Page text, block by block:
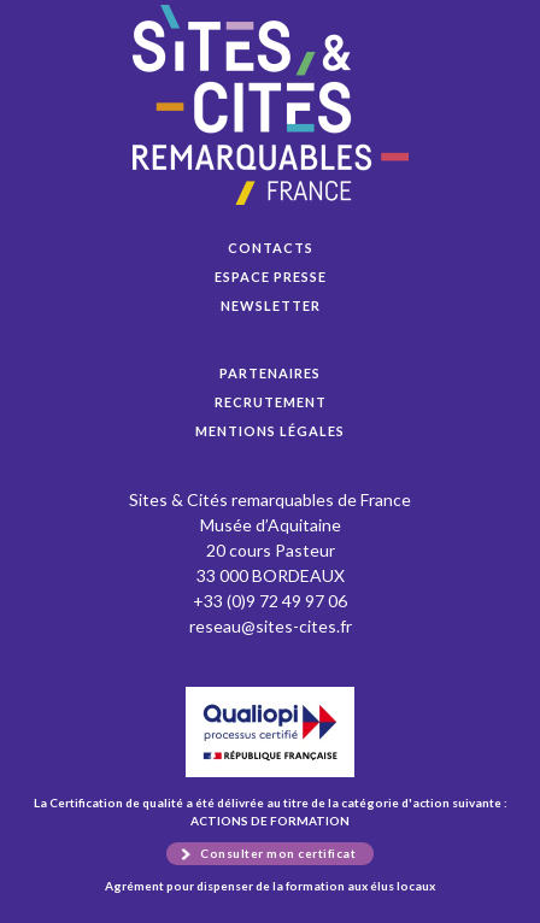
CONTACTS
ESPACE PRESSE
NEWSLETTER
PARTENAIRES
RECRUTEMENT
MENTIONS LÉGALES
Sites & Cités remarquables de France
Musée d’Aquitaine
20 cours Pasteur
33 000 BORDEAUX
+33 (0)9 72 49 97 06
reseau@sites-cites.fr
La Certification de qualité a été délivrée au titre de la catégorie d'action suivante :
ACTIONS DE FORMATION
Consulter mon certificat
Agrément pour dispenser de la formation aux élus locaux